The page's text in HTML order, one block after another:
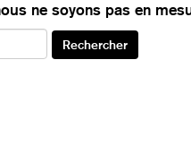
ne soyons pas en